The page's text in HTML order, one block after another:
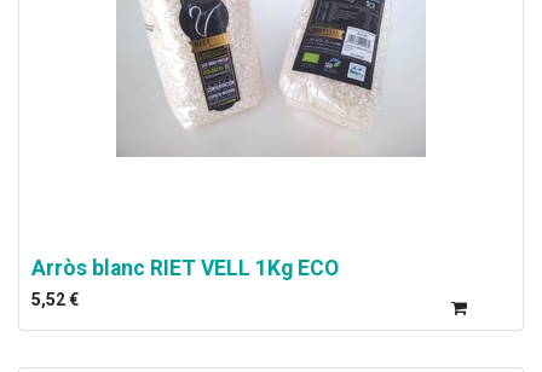
Arròs blanc RIET VELL 1Kg ECO
5,52€